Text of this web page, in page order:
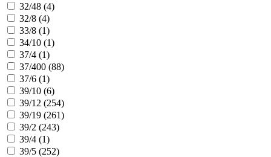
32/48 (4)
32/8 (4)
33/8 (1)
34/10 (1)
37/4 (1)
37/400 (88)
37/6 (1)
39/10 (6)
39/12 (254)
39/19 (261)
39/2 (243)
39/4 (1)
39/5 (252)